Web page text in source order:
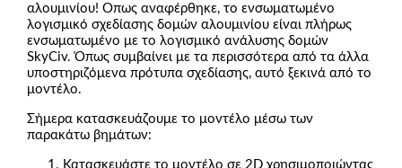
αλουμινίου! Οπως αναφέρθηκε, το ενσωματωμένο
λογισμικό σχεδίασης δομών αλουμινίου είναι πλήρως
ενσωματωμένο με το λογισμικό ανάλυσης δομών
SkyCiv. Όπως συμβαίνει με τα περισσότερα από τα άλλα
υποστηριζόμενα πρότυπα σχεδίασης, αυτό ξεκινά από το
μοντέλο.
Σήμερα κατασκευάζουμε το μοντέλο μέσω των
παρακάτω βημάτων:
Κατασκευάστε το μοντέλο σε 2D χρησιμοποιώντας